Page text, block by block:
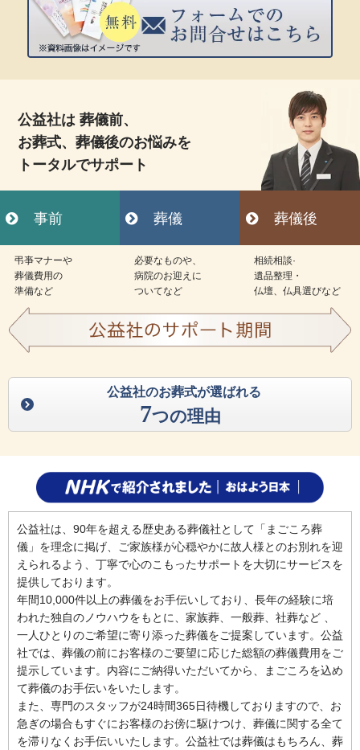
公益社は 葬儀前、
お葬式、葬儀後のお悩みを
トータルでサポート
事前 葬儀 葬儀後
弔亊マナーや
葬儀費用の
準備など
必要なものや、
病院のお迎えに
ついてなど
相続相談·
遺品整理・
仏壇、仏具選びなど
公益社のお葬式が選ばれる
7つの理由
公益社は、90年を超える歴史ある葬儀社として「まごころ葬
儀」を理念に掲げ、ご家族様が心穏やかに故人様とのお別れを迎
えられるよう、丁寧で心のこもったサポートを大切にサービスを
提供しております。
年間10,000件以上の葬儀をお手伝いしており、長年の経験に培
われた独自のノウハウをもとに、家族葬、一般葬、社葬など 、
一人ひとりのご希望に寄り添った葬儀をご提案しています。公益
社では、葬儀の前にお客様のご要望に応じた総額の葬儀費用をご
提示しています。内容にご納得いただいてから、まごころを込め
て葬儀のお手伝いをいたします。
また、専門のスタッフが24時間365日待機しておりますので、お
急ぎの場合もすぐにお客様のお傍に駆けつけ、葬儀に関する全て
を滞りなくお手伝いいたします。公益社では葬儀はもちろん、葬